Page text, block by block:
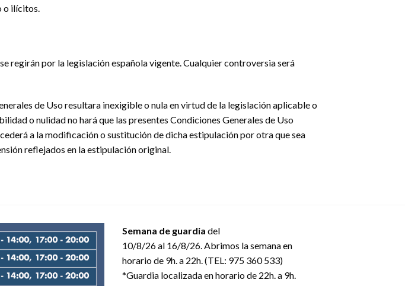
o ilícitos.
regirán por la legislación española vigente. Cualquier controversia será
de Uso resultara inexigible o nula en virtud de la legislación aplicable o
o nulidad no hará que las presentes Condiciones Generales de Uso
a la modificación o sustitución de dicha estipulación por otra que sea
reflejados en la estipulación original.
Semana de guardia del
10/8/26 al 16/8/26. Abrimos la semana en
horario de 9h. a 22h. (TEL: 975 360 533)
*Guardia localizada en horario de 22h. a 9h.